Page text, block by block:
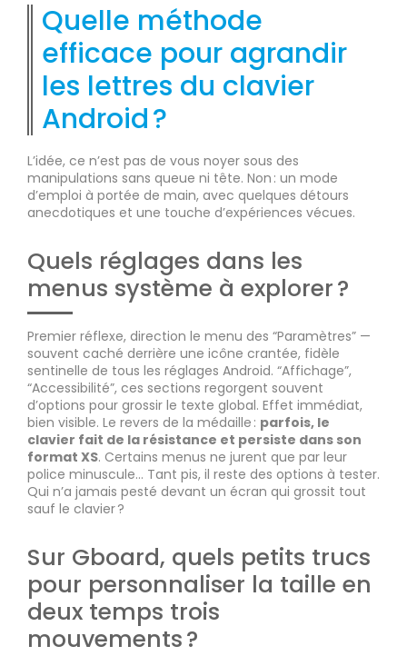
Quelle méthode
efficace pour agrandir
les lettres du clavier
Android ?
L’idée, ce n’est pas de vous noyer sous des
manipulations sans queue ni tête. Non : un mode
d’emploi à portée de main, avec quelques détours
anecdotiques et une touche d’expériences vécues.
Quels réglages dans les
menus système à explorer ?
Premier réflexe, direction le menu des “Paramètres” —
souvent caché derrière une icône crantée, fidèle
sentinelle de tous les réglages Android. “Affichage”,
“Accessibilité”, ces sections regorgent souvent
d’options pour grossir le texte global. Effet immédiat,
bien visible. Le revers de la médaille : parfois, le
clavier fait de la résistance et persiste dans son
format XS. Certains menus ne jurent que par leur
police minuscule… Tant pis, il reste des options à tester.
Qui n’a jamais pesté devant un écran qui grossit tout
sauf le clavier ?
Sur Gboard, quels petits trucs
pour personnaliser la taille en
deux temps trois
mouvements ?